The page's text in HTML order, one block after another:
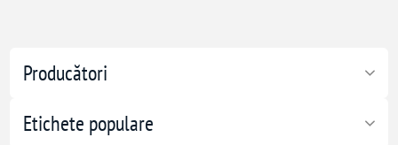
Producători
Etichete populare